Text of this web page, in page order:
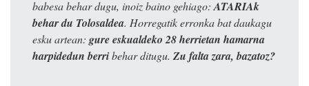
babesa behar dugu, inoiz baino gehiago: ATARIAk
behar du Tolosaldea. Horregatik erronka bat daukagu
esku artean: gure eskualdeko 28 herrietan hamarna
harpidedun berribehar ditugu. Zu falta zara, bazatoz?